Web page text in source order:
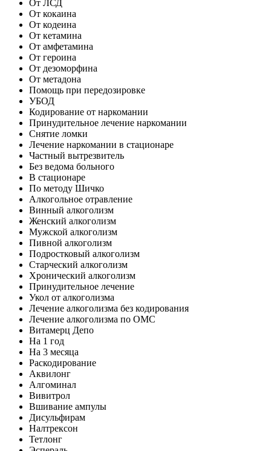
От ЛСД
От кокаина
От кодеина
От кетамина
От амфетамина
От героина
От дезоморфина
От метадона
Помощь при передозировке
УБОД
Кодирование от наркомании
Принудительное лечение наркомании
Снятие ломки
Лечение наркомании в стационаре
Частный вытрезвитель
Без ведома больного
В стационаре
По методу Шичко
Алкогольное отравление
Винный алкоголизм
Женский алкоголизм
Мужской алкоголизм
Пивной алкоголизм
Подростковый алкоголизм
Старческий алкоголизм
Хронический алкоголизм
Принудительное лечение
Укол от алкоголизма
Лечение алкоголизма без кодирования
Лечение алкоголизма по ОМС
Витамерц Депо
На 1 год
На 3 месяца
Раскодирование
Аквилонг
Алгоминал
Вивитрол
Вшивание ампулы
Дисульфирам
Налтрексон
Тетлонг